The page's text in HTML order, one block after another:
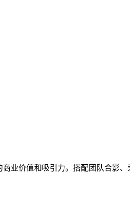
业价值和吸引力。搭配团队合影